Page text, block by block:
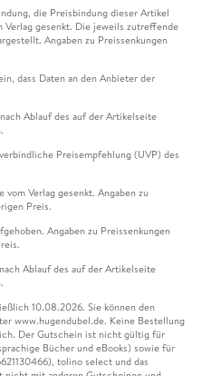
die Preisbindung dieser Artikel
Verlag gesenkt. Die jeweils zutreffende
Angaben zu Preissenkungen
dass Daten an den Anbieter der
Ablauf des auf der Artikelseite
Preisempfehlung (UVP) des
Verlag gesenkt. Angaben zu
Preis.
Angaben zu Preissenkungen
Ablauf des auf der Artikelseite
10.08.2026. Sie können den
www.hugendubel.de. Keine Bestellung
Der Gutschein ist nicht gültig für
Bücher und eBooks) sowie für
tolino select und das